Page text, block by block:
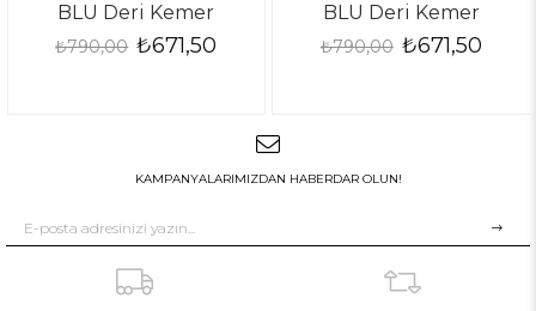
BLU Deri Kemer
₺671,50
₺790,00
BLU Deri Kemer
₺671,50
₺790,00
KAMPANYALARIMIZDAN HABERDAR OLUN!